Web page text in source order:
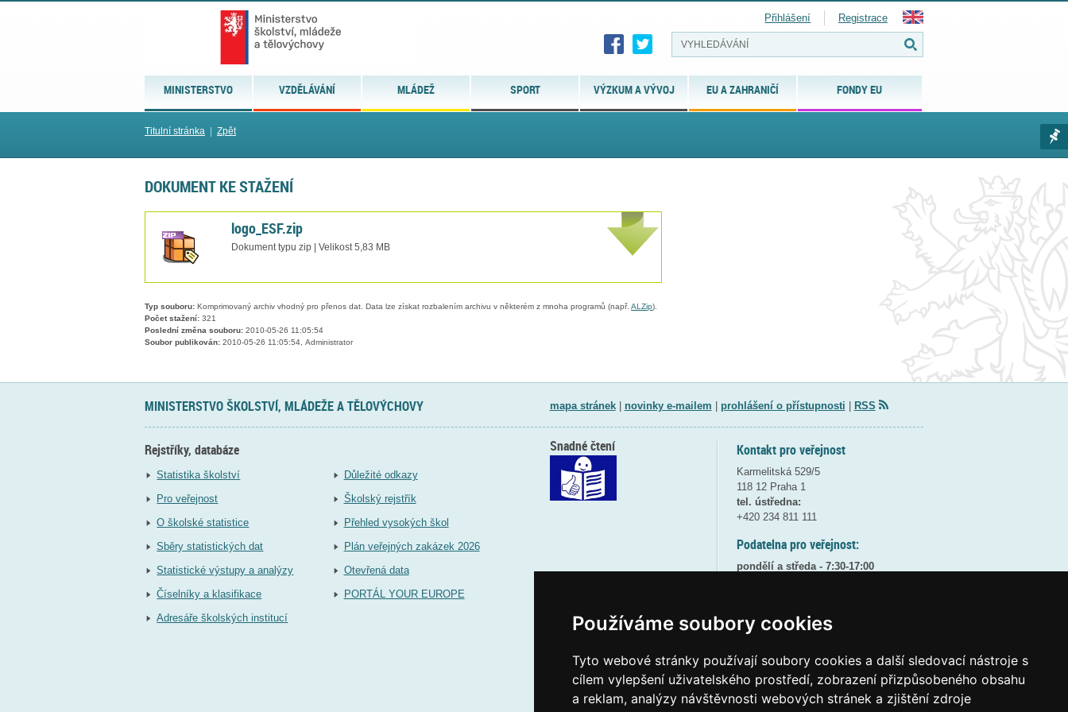
Používáme soubory cookies
Tyto webové stránky používají soubory cookies a další sledovací nástroje s
cílem vylepšení uživatelského prostředí, zobrazení přizpůsobeného obsahu
a reklam, analýzy návštěvnosti webových stránek a zjištění zdroje
MINISTERSTVO VZDĚLÁVÁNÍ MLÁDEŽ SPORT VÝZKUM A VÝVOJ EU A ZAHRANIČÍ FONDY EU
Přihlášení Registrace
Titulní stránka Zpět
DOKUMENT KE STAŽENÍ
logo_ESF.zip
Dokument typu zip | Velikost 5,83 MB
Typ souboru: Komprimovaný archiv vhodný pro přenos dat. Data lze získat rozbalením archivu v některém z mnoha programů (např. ALZip).
Počet stažení: 321
Poslední změna souboru: 2010-05-26 11:05:54
Soubor publikován: 2010-05-26 11:05:54, Administrator
MINISTERSTVO ŠKOLSTVÍ, MLÁDEŽE A TĚLOVÝCHOVY mapa stránek| novinky e-mailem prohlášení o přístupnosti RSS
Rejstříky, databáze
Statistika školství
Pro veřejnost
O školské statistice
Sběry statistických dat
Statistické výstupy a analýzy
Číselníky a klasifikace
Adresáře školských institucí
Důležité odkazy
Školský rejstřík
Přehled vysokých škol
Plán veřejných zakázek 2026
Otevřená data
PORTÁL YOUR EUROPE
Kontakt pro veřejnost
Karmelitská 529/5
118 12 Praha 1
tel. ústředna:
+420 234 811 111
Podatelna pro veřejnost:
pondělí a středa - 7:30-17:00
8:30 - 9:30 - bezpečnostní přestávka
Elektronická podatelna:
posta@msmtgov cz
Snadné čtení